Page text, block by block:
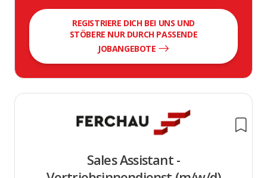
REGISTRIERE DICH BEI UNS UND
STÖBERE NUR DURCH PASSENDE
JOBANGEBOTE
Sales Assistant -